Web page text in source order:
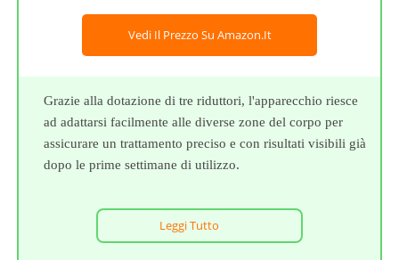
Vedi Il Prezzo Su Amazon.it
Grazie alla dotazione di tre riduttori, l'apparecchio riesce
ad adattarsi facilmente alle diverse zone del corpo per
assicurare un trattamento preciso e con risultati visibili già
dopo le prime settimane di utilizzo.
Leggi Tutto